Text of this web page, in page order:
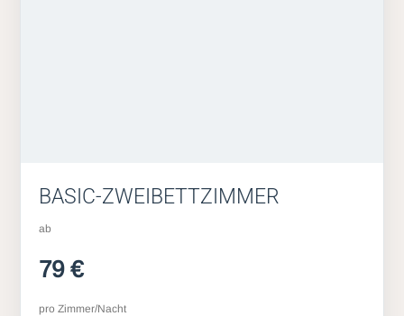
BASIC-ZWEIBETTZIMMER
ab
79 €
pro Zimmer/Nacht